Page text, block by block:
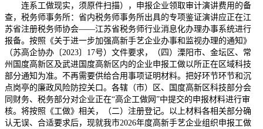
连系工做现实，须原件扫描），申报企业领取审计演讲费用的备
查，税务师事务所：省内税务师事务所出具的专项鉴证演讲应正在江
苏省注册税务师协会——江苏省税务师行业消息化办理办事系统进行
报备。按照《关于进一步加强高新手艺企业办事和监视办理的通知》
（苏高企协办〔2023〕17号）文件要求，（四）溧阳市、金坛区、常
州国度高新区及武进国度高新区内的企业申报工做以所正在区域科技
部分通知为准。不再需要供给合用事项证明材料。把好环节环节和沉
点岗亭的廉政风险防控关口。各辖（市）区、国度高新区科技部分会
同财务、税务部分对企业正在“高企工做网”中提交的申报材料进行审
核。将按照《工做》相关，（二）注册登记。以上材料各相关部分确
认无误、合适要求后，现就我市2026年度高新手艺企业组织申报工做